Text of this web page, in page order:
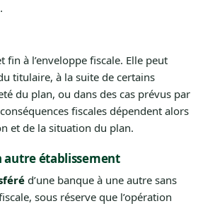
fin à l’enveloppe fiscale. Elle peut
titulaire, à la suite de certains
du plan, ou dans des cas prévus par
fiscales dépendent alors
et de la situation du plan.
autre établissement
d’une banque à une autre sans
sous réserve que l’opération